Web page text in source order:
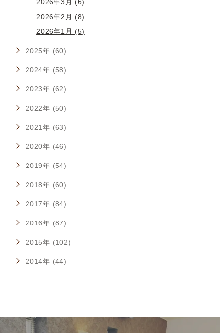
2026年3月 (6)
2026年2月 (8)
2026年1月 (5)
2025年 (60)
2024年 (58)
2023年 (62)
2022年 (50)
2021年 (63)
2020年 (46)
2019年 (54)
2018年 (60)
2017年 (84)
2016年 (87)
2015年 (102)
2014年 (44)